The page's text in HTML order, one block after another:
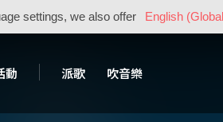
settings, we also offer English
動 派歌 吹音樂